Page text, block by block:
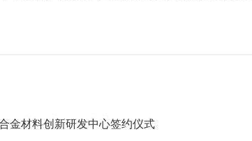
金材料创新研发中心签约仪式